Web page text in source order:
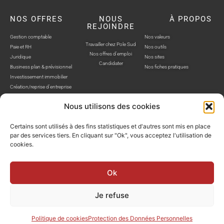
Nous utilisons des cookies
Certains sont utilisés à des fins statistiques et d'autres sont mis en place
par des services tiers. En cliquant sur "Ok", vous acceptez l'utilisation de
cookies.
Ok
Je refuse
Politique de cookiesProtection des Données Personnelles
NOS OFFRES
Gestion comptable
Paie et RH
Juridique
Business plan & prévisionnel
Investissement immobilier
Création/reprise d'entreprise
NOUS
REJOINDRE
Travailler chez Pole Sud
Nos offres d'emploi
Candidater
À PROPOS
Nos valeurs
Nos outils
Nos sites
Nos fiches pratiques
POLE SUD, TOUS DROITS RÉSERVÉS © SITE WEB RÉALISÉ PAR AUSTRA
Politique de confidentialitéMentions légalesGestion cookies